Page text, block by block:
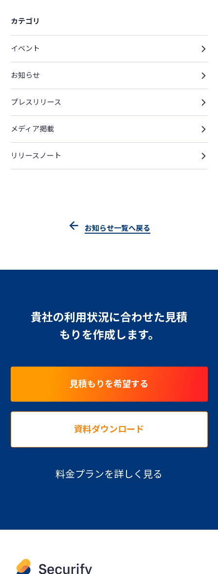
カテゴリ
イベント
お知らせ
プレスリリース
メディア掲載
リリースノート
お知らせ一覧へ戻る
貴社の利用状況に合わせた見積
もりを作成します。
見積もりを希望する
資料ダウンロード
料金プランを詳しく見る